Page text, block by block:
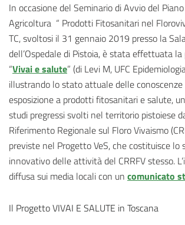
In occasione del Seminario di Avvio del
Agricoltura “ Prodotti Fitosanitari nel
TC, svoltosi il 31 gennaio 2019 presso la
dell’Ospedale di Pistoia, è stata effettuata la
“Vivai e salute” (di Levi M, UFC
illustrando lo stato attuale delle
esposizione a prodotti fitosanitari e salute,
studi pregressi svolti nel territorio pistoiese
Riferimento Regionale sul Floro Vivaismo
previste nel Progetto VeS, che costituisce lo
innovativo delle attività del CRRFV stesso.
diffusa sui media locali con un comunicato
Il Progetto VIVAI E SALUTE in Toscana